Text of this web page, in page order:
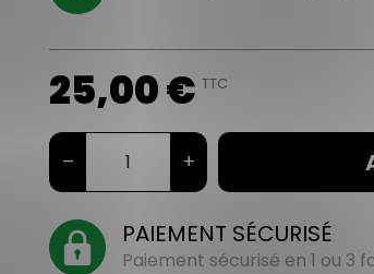
25,00 € TTC
– +
PAIEMENT SÉCURISÉ
Paiement sécurisé en 1 ou